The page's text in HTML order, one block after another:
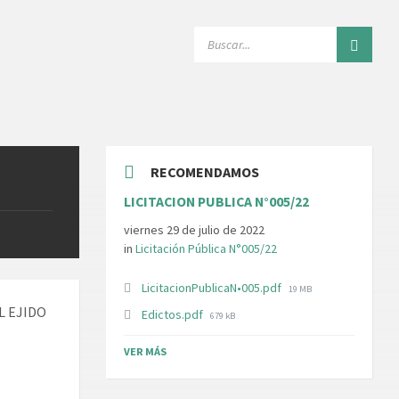
EJIDO
RECOMENDAMOS
LICITACION PUBLICA N°005/22
viernes 29 de julio de 2022
inLicitación Pública N°005/22
LicitacionPublicaN•005.pdf File
19 MB
Edictos.pdf File
679 kB
VER MÁS